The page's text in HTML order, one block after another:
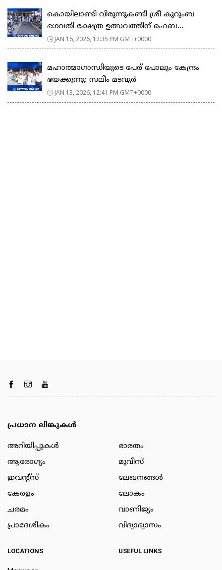
കൊയിലാണ്ടി വിരുന്നുകണ്ടി ശ്രീ കുറുംബ
ഭഗവതി ക്ഷേത്ര ഉത്സവത്തിന് ഫെബ...
JAN 16, 2026, 12:35 PM GMT+0000
മഹാത്മാഗാന്ധിയുടെ പേര് പോലും കേന്ദ്രം
ഭയക്കുന്നു: സലീം മടവൂർ
JAN 13, 2026, 12:41 PM GMT+0000
പ്രധാന ലിങ്കുകൾ
അറിയിപ്പുകള്‍
ആരോഗ്യം
ഇവന്റ്സ്
കേരളം
ചരമം
പ്രാദേശികം
ഭാരതം
മൂവീസ്
ലേഖനങ്ങള്‍
ലോകം
വാണിജ്യം
വിദ്യാഭ്യാസം
LOCATIONS USEFUL LINKS